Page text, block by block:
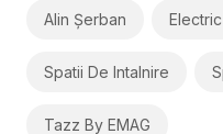
Alin Șerban
Spatii De Intalnire
Tazz By EMAG